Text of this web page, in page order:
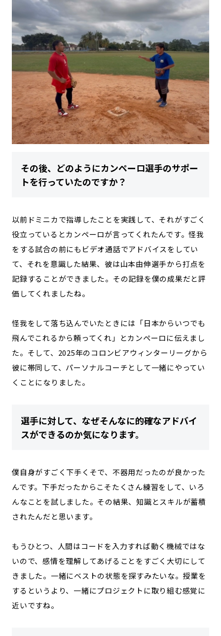
その後、どのようにカンペーロ選手のサポー
トを行っていたのですか？
以前ドミニカで指導したことを実践して、それがすごく
役立っているとカンペーロが言ってくれたんです。怪我
をする試合の前にもビデオ通話でアドバイスをしてい
て、それを意識した結果、彼は山本由伸選手から打点を
記録することができました。その記録を僕の成果だと評
価してくれましたね。
怪我をして落ち込んでいたときには「日本からいつでも
飛んでこれるから頼ってくれ」とカンペーロに伝えまし
た。そして、2025年のコロンビアウィンターリーグから
彼に帯同して、パーソナルコーチとして一緒にやってい
くことになりました。
選手に対して、なぜそんなに的確なアドバイ
スができるのか気になります。
僕自身がすごく下手くそで、不器用だったのが良かった
んです。下手だったからこそたくさん練習をして、いろ
んなことを試しました。その結果、知識とスキルが蓄積
されたんだと思います。
もうひとつ、人間はコードを入力すれば動く機械ではな
いので、感情を理解してあげることをすごく大切にして
きました。一緒にベストの状態を探すみたいな。授業を
するというより、一緒にプロジェクトに取り組む感覚に
近いですね。